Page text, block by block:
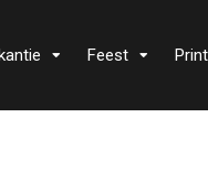
Feest